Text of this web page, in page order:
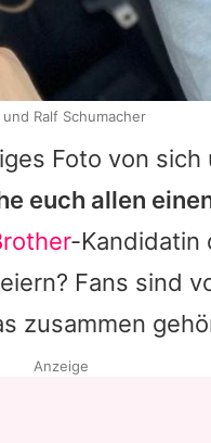
Foto von sich
euch allen
-Kandidatin
Fans sind
zusammen
und Ralf Schumacher
Anzeige